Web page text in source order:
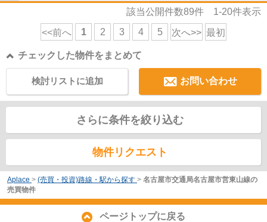
該当公開件数89件 1-20件表示
<<前へ 1 2 3 4 5 次へ>> 最初
チェックした物件をまとめて
お問い合わせ
検討リストに追加
さらに条件を絞り込む
物件リクエスト
Aplace > (売買・投資)路線・駅から探す > 名古屋市交通局名古屋市営東山線の
売買物件
ページトップに戻る